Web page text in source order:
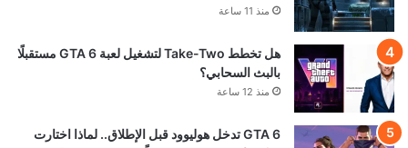
منذ 11 ساعة
هل تخطط Take-Two لتشغيل لعبة GTA 6 مستقبلًا
بالبث السحابي؟
منذ 12 ساعة
GTA 6 تدخل هوليوود قبل الإطلاق.. لماذا اختارت